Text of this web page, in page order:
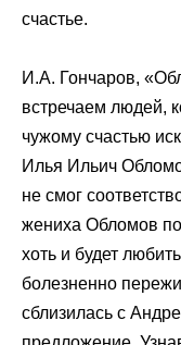
счастье.
И.А. Гончаров,
встречаем людей,
чужому счастью
Илья Ильич
не смог
жениха Обломов
хоть и будет
болезненно
сблизилась с